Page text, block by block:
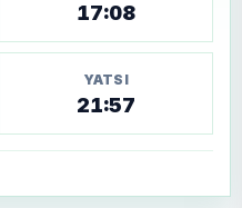
17:08
YATSI
21:57